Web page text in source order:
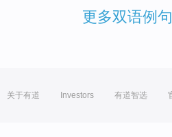
更多双语例句
关于有道 Investors 有道智选